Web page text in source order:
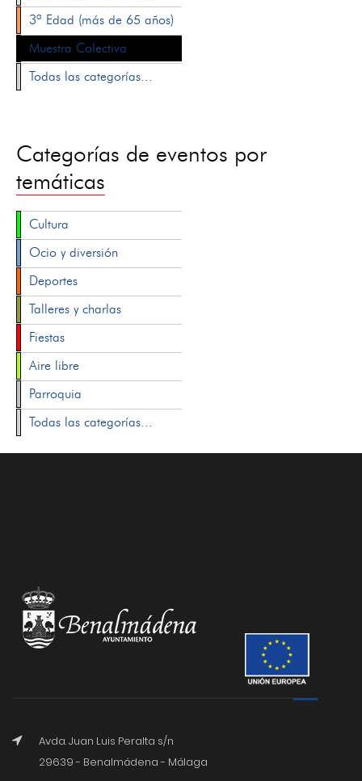
3ª Edad (más de 65 años)
Muestra Colectiva
Todas las categorías...
Categorías de eventos por
temáticas
Cultura
Ocio y diversión
Deportes
Talleres y charlas
Fiestas
Aire libre
Parroquia
Todas las categorías...
Avda. Juan Luis Peralta s/n
29639 - Benalmádena - Málaga